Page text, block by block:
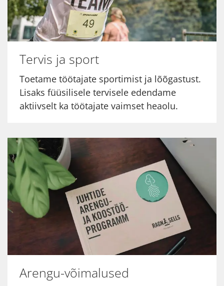
Tervis ja sport
Toetame töötajate sportimist ja lõõgastust.
Lisaks füüsilisele tervisele edendame
aktiivselt ka töötajate vaimset heaolu.
Arengu-võimalused